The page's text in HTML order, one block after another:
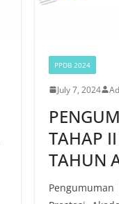
PPDB 2024
July 7, 2024
TAHAP
TAHUN